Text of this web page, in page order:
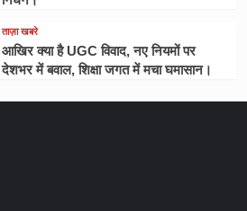
ताज़ा खबरे
आखिर क्या है UGC विवाद, नए नियमों पर
देशभर में बवाल, शिक्षा जगत में मचा घमासान।